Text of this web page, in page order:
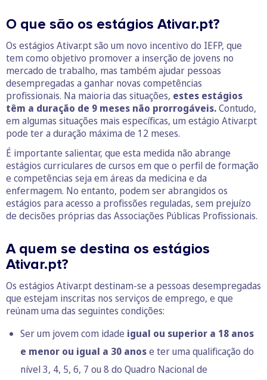
O que são os estágios Ativar.pt?
Os estágios Ativar.pt são um novo incentivo do IEFP, que
tem como objetivo promover a inserção de jovens no
mercado de trabalho, mas também ajudar pessoas
desempregadas a ganhar novas competências
profissionais. Na maioria das situações, estes estágios
têm a duração de 9 meses não prorrogáveis.Contudo,
em algumas situações mais específicas, um estágio Ativar.pt
pode ter a duração máxima de 12 meses.
É importante salientar, que esta medida não abrange
estágios curriculares de cursos em que o perfil de formação
e competências seja em áreas da medicina e da
enfermagem. No entanto, podem ser abrangidos os
estágios para acesso a profissões reguladas, sem prejuízo
de decisões próprias das Associações Públicas Profissionais.
A quem se destina os estágios
Ativar.pt?
Os estágios Ativar.pt destinam-se a pessoas desempregadas
que estejam inscritas nos serviços de emprego, e que
reúnam uma das seguintes condições:
Ser um jovem com idade igual ou superior a 18 anos
e menor ou igual a 30 anose ter uma qualificação do
nível 3, 4, 5, 6, 7 ou 8 do Quadro Nacional de